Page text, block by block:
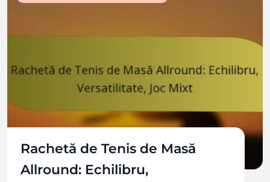
Rachetă de Tenis de Masă
Allround: Echilibru,